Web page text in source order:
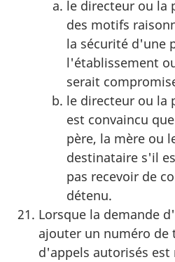
le directeur ou la
des motifs
la sécurité d'une
l'établissement
serait
le directeur ou la
est convaincu
père, la mère ou
destinataire s'il
pas recevoir de
détenu.
Lorsque la demande
ajouter un numéro de
d'appels autorisés